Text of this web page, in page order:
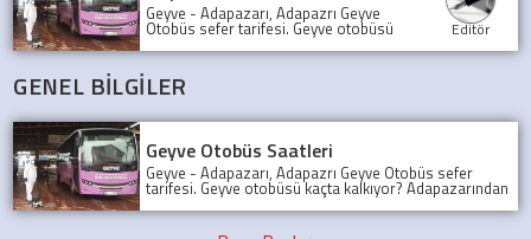
Geyve - Adapazarı, Adapazrı Geyve
Otobüs sefer tarifesi. Geyve otobüsü
kaçta kalkıyor? Adapazarından son
Geyve Otobüsü, Sefer tarifesi, geyve
koop otobüs
Editör
GENEL BİLGİLER
Geyve Otobüs Saatleri
Geyve - Adapazarı, Adapazrı Geyve Otobüs sefer
tarifesi. Geyve otobüsü kaçta kalkıyor? Adapazarından
son Geyve Otobüsü, Sefer tarifesi, geyve koop otobüs